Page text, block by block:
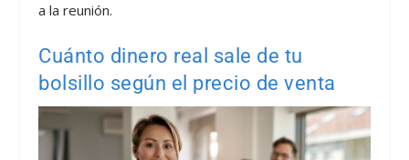
a la reunión.
Cuánto dinero real sale de tu
bolsillo según el precio de venta